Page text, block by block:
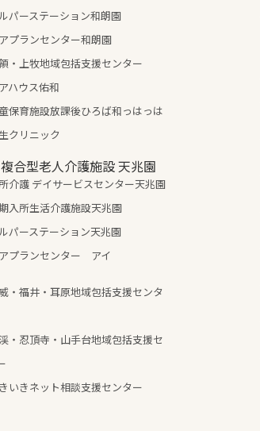
パーステーション和朗園
プランセンター和朗園
・上牧地域包括支援センター
ハウス佑和
保育施設放課後ひろば和っはっは
クリニック
合型老人介護施設 天兆園
介護 デイサービスセンター天兆園
入所生活介護施設天兆園
パーステーション天兆園
プランセンター アイ
・福井・耳原地域包括支援センタ
・忍頂寺・山手台地域包括支援セ
いきネット相談支援センター